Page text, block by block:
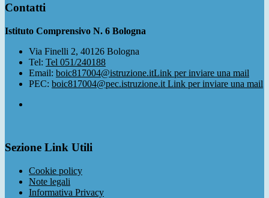
Contatti
Istituto Comprensivo N. 6 Bologna
Via Finelli 2, 40126 Bologna
Tel: Tel 051/240188
Email: boic817004@istruzione.itLink per inviare una mail
PEC: boic817004@pec.istruzione.it Link per inviare una mail
Sezione Link Utili
Cookie policy
Note legali
Informativa Privacy